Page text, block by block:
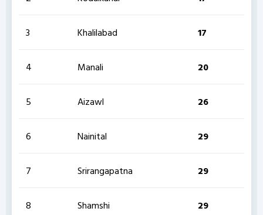
3 Khalilabad 17
4 Manali 20
5 Aizawl 26
6 Nainital 29
7 Srirangapatna 29
8 Shamshi 29